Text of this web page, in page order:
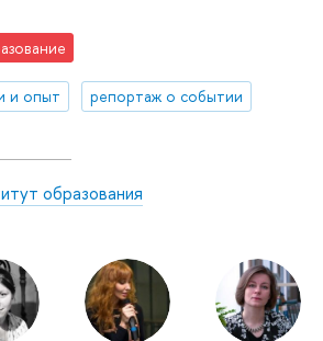
и опыт репортаж о событии
образования